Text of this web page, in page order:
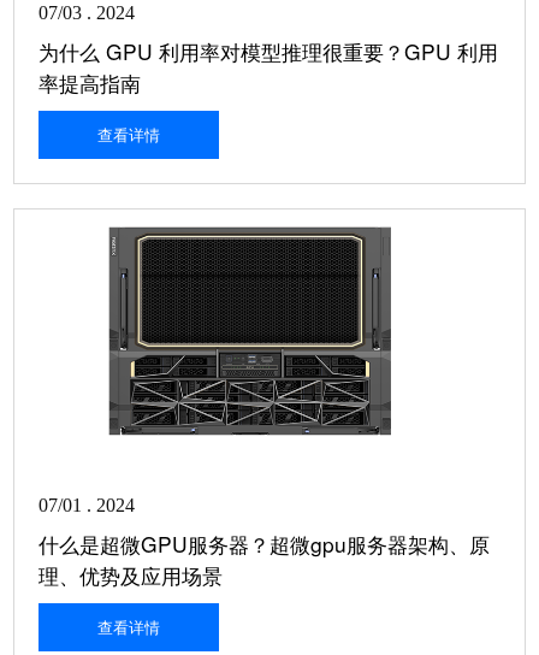
07/03 . 2024
为什么 GPU 利用率对模型推理很重要？GPU 利用
率提高指南
查看详情
07/01 . 2024
什么是超微GPU服务器？超微gpu服务器架构、原
理、优势及应用场景
查看详情